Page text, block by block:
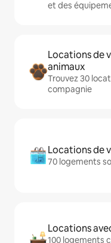
et des
Locations de
animaux
Trouvez 30
compagnie
Locations de
70 logements
Locations
100 logements